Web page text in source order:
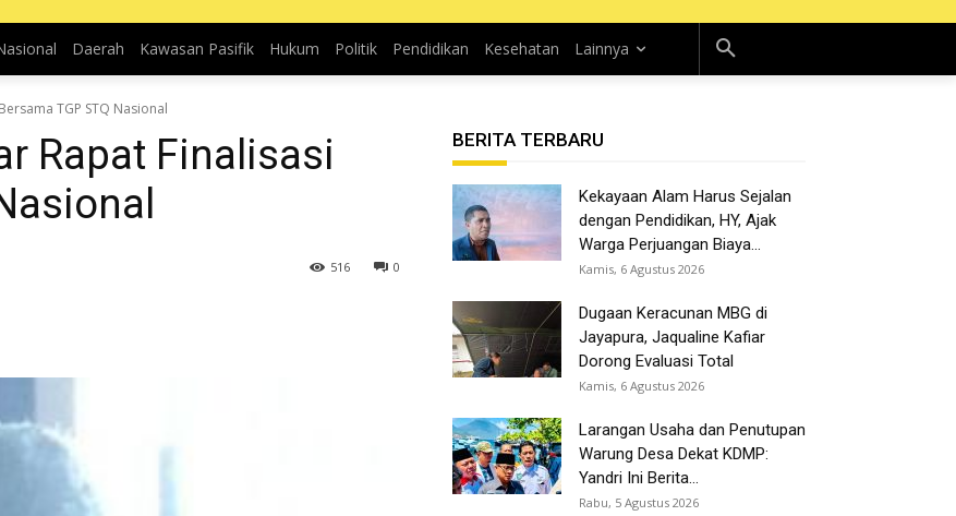
Daerah Kawasan Pasifik Hukum Politik Pendidikan Kesehatan Lainnya
TGP STQ Nasional
Rapat Finalisasi
0
516
BERITA TERBARU
Kekayaan Alam Harus Sejalan
dengan Pendidikan, HY, Ajak
Warga Perjuangan Biaya...
Kamis, 6 Agustus 2026
Dugaan Keracunan MBG di
Jayapura, Jaqualine Kafiar
Dorong Evaluasi Total
Kamis, 6 Agustus 2026
Larangan Usaha dan Penutupan
Warung Desa Dekat KDMP:
Yandri Ini Berita...
Rabu, 5 Agustus 2026